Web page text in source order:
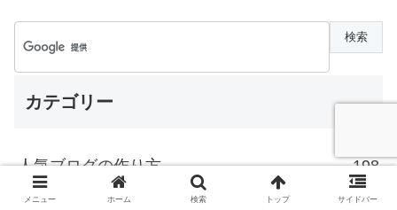
カテゴリー
人気ブログの作り方 198
メニュー ホーム 検索 トップ サイドバー